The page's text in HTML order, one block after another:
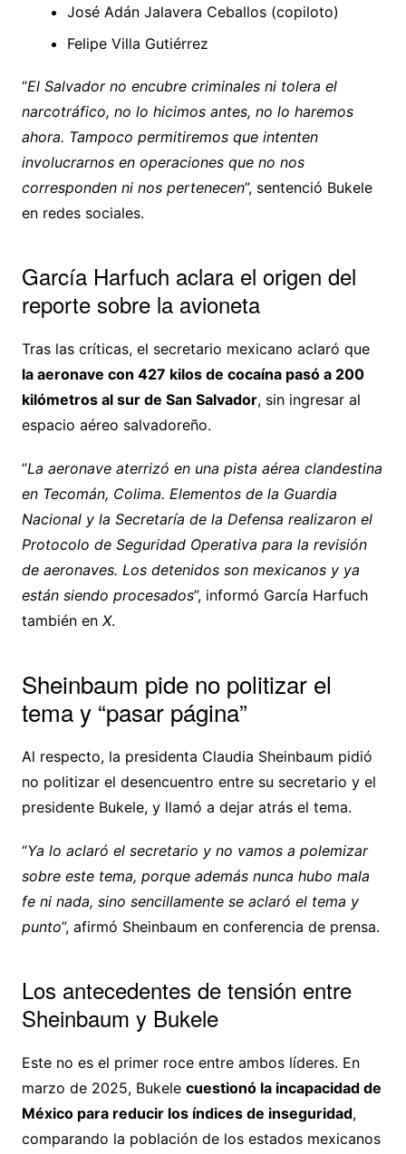
José Adán Jalavera Ceballos (copiloto)
Felipe Villa Gutiérrez
“El Salvador no encubre criminales ni tolera el
narcotráfico, no lo hicimos antes, no lo haremos
ahora. Tampoco permitiremos que intenten
involucrarnos en operaciones que no nos
corresponden ni nos pertenecen”, sentenció Bukele
en redes sociales.
García Harfuch aclara el origen del
reporte sobre la avioneta
Tras las críticas, el secretario mexicano aclaró que
la aeronave con 427 kilos de cocaína pasó a 200
kilómetros al sur de San Salvador, sin ingresar al
espacio aéreo salvadoreño.
“La aeronave aterrizó en una pista aérea clandestina
en Tecomán, Colima. Elementos de la Guardia
Nacional y la Secretaría de la Defensa realizaron el
Protocolo de Seguridad Operativa para la revisión
de aeronaves. Los detenidos son mexicanos y ya
están siendo procesados”, informó García Harfuch
también en X.
Sheinbaum pide no politizar el
tema y “pasar página”
Al respecto, la presidenta Claudia Sheinbaum pidió
no politizar el desencuentro entre su secretario y el
presidente Bukele, y llamó a dejar atrás el tema.
“Ya lo aclaró el secretario y no vamos a polemizar
sobre este tema, porque además nunca hubo mala
fe ni nada, sino sencillamente se aclaró el tema y
punto”, afirmó Sheinbaum en conferencia de prensa.
Los antecedentes de tensión entre
Sheinbaum y Bukele
Este no es el primer roce entre ambos líderes. En
marzo de 2025, Bukele cuestionó la incapacidad de
México para reducir los índices de inseguridad,
comparando la población de los estados mexicanos